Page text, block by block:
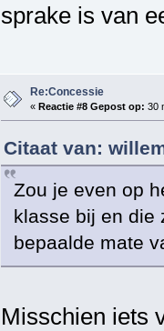
sprake is van
Re:Concessie
« Reactie #8 Gepost op: 30
Citaat van:
Zou je even op
klasse bij en die
bepaalde mate
Misschien iets